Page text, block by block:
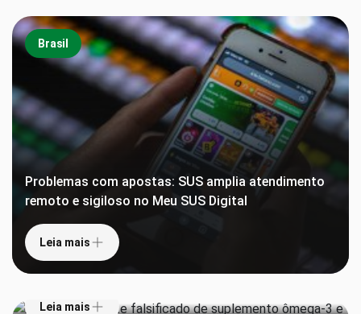
Brasil
Problemas com apostas: SUS amplia atendimento
remoto e sigiloso no Meu SUS Digital
Leia mais
Anvisa proíbe lote falsificado de suplemento
ômega-3 e interdita lotes de repelentes
Leia mais